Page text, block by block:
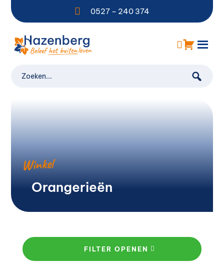
 0527 – 240 374
Winkel
Orangerieën
FILTER OPENEN